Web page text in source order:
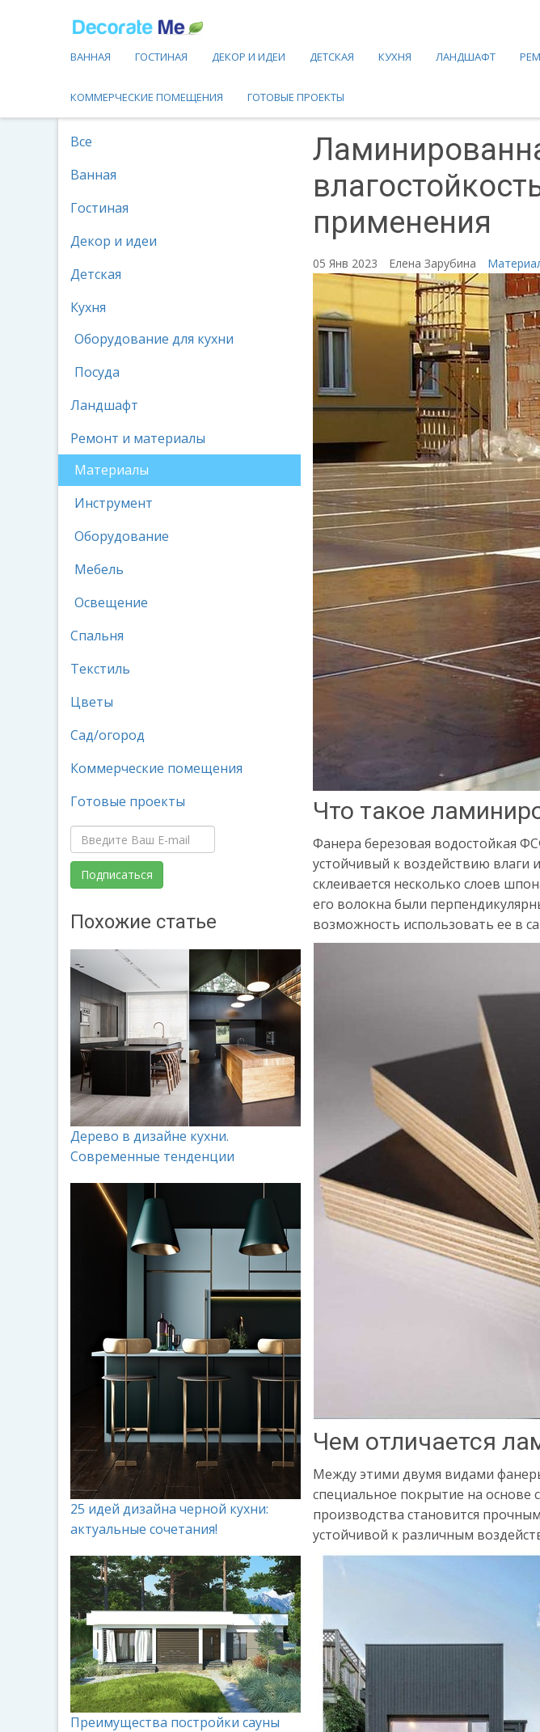
ВАННАЯ ГОСТИНАЯ ДЕКОР И ИДЕИ ДЕТСКАЯ КУХНЯ ЛАНДШАФТ
КОММЕРЧЕСКИЕ ПОМЕЩЕНИЯ ГОТОВЫЕ ПРОЕКТЫ
Все
Ванная
Гостиная
Декор и идеи
Детская
Кухня
Оборудование для кухни
Посуда
Ландшафт
Ремонт и материалы
Материалы
Инструмент
Оборудование
Мебель
Освещение
Спальня
Текстиль
Цветы
Сад/огород
Коммерческие помещения
Готовые проекты
Похожие статье
Дерево в дизайне кухни.
Современные тенденции
25 идей дизайна черной кухни:
актуальные сочетания!
Преимущества постройки сауны
применения
05 Янв 2023 Елена Зарубина
Что такое
Фанера березовая водостойкая
устойчивый к воздействию влаги
склеивается несколько слоев
его волокна были
возможность использовать ее в
Чем отличается
Между этими двумя видами
специальное покрытие на основе
производства становится
устойчивой к различным